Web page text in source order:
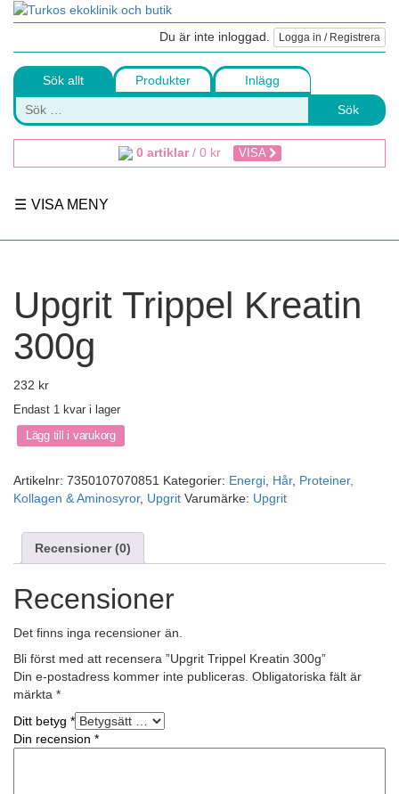
Du är inte inloggad. Logga in / Registrera
Sök allt Produkter Inlägg
Sök
0 artiklar/ 0 kr VISA
VISA MENY
Upgrit Trippel Kreatin
300g
232 kr
Endast 1 kvar i lager
Lägg till i varukorg
Artikelnr: 7350107070851 Kategorier: Energi Hår, Proteiner,
Kollagen & Aminosyror, Upgrit Varumärke: Upgrit
Recensioner (0)
Recensioner
Det finns inga recensioner än.
Bli först med att recensera ”Upgrit Trippel Kreatin 300g”
Din e-postadress kommer inte publiceras. Obligatoriska fält är
märkta *
Ditt betyg *
Din recension *